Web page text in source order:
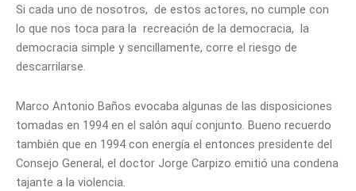
Si cada uno de nosotros, de estos actores, no cumple con
lo que nos toca para la recreación de la democracia, la
democracia simple y sencillamente, corre el riesgo de
descarrilarse.
Marco Antonio Baños evocaba algunas de las disposiciones
tomadas en 1994 en el salón aquí conjunto. Bueno recuerdo
también que en 1994 con energía el entonces presidente del
Consejo General, el doctor Jorge Carpizo emitió una condena
tajante a la violencia.